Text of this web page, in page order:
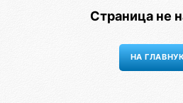
Страница не
НА